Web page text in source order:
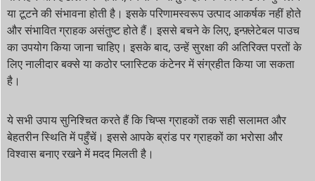
या टूटने की संभावना होती है। इसके परिणामस्वरूप उत्पाद आकर्षक नहीं होते
और संभावित ग्राहक असंतुष्ट होते हैं। इससे बचने के लिए, इन्फ़्लेटेबल पाउच
का उपयोग किया जाना चाहिए। इसके बाद, उन्हें सुरक्षा की अतिरिक्त परतों के
लिए नालीदार बक्से या कठोर प्लास्टिक कंटेनर में संग्रहीत किया जा सकता
है।
ये सभी उपाय सुनिश्चित करते हैं कि चिप्स ग्राहकों तक सही सलामत और
बेहतरीन स्थिति में पहुँचें। इससे आपके ब्रांड पर ग्राहकों का भरोसा और
विश्वास बनाए रखने में मदद मिलती है।